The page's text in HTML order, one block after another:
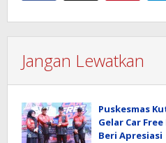
Jangan Lewatkan
Puskesmas
Gelar Car
Beri Apresiasi